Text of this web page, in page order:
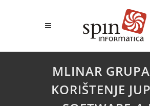
MLINAR
KORIŠTENJE